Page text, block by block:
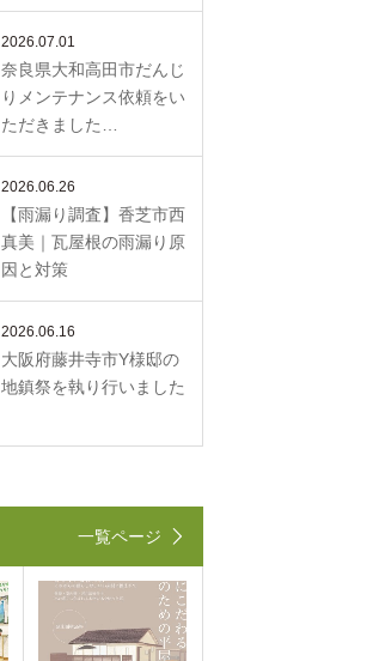
2026.07.01
奈良県大和高田市だんじ
りメンテナンス依頼をい
ただきました…
2026.06.26
【雨漏り調査】香芝市西
真美｜瓦屋根の雨漏り原
因と対策
2026.06.16
大阪府藤井寺市Y様邸の
地鎮祭を執り行いました
一覧ページ